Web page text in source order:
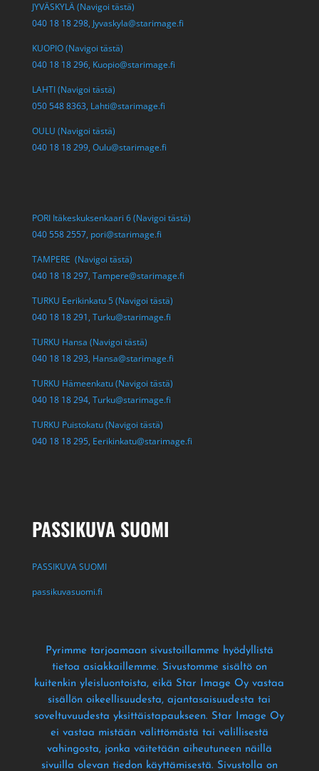
JYVÄSKYLÄ (Navigoi tästä)
040 18 18 298, Jyvaskyla@starimage.fi
KUOPIO (Navigoi tästä)
040 18 18 296, Kuopio@starimage.fi
LAHTI (Navigoi tästä)
050 548 8363, Lahti@starimage.fi
OULU (Navigoi tästä)
040 18 18 299, Oulu@starimage.fi
PORI Itäkeskuksenkaari 6 (Navigoi tästä)
040 558 2557, pori@starimage.fi
TAMPERE (Navigoi tästä)
040 18 18 297, Tampere@starimage.fi
TURKU Eerikinkatu 5 (Navigoi tästä)
040 18 18 291, Turku@starimage.fi
TURKU Hansa (Navigoi tästä)
040 18 18 293, Hansa@starimage.fi
TURKU Hämeenkatu (Navigoi tästä)
040 18 18 294, Turku@starimage.fi
TURKU Puistokatu (Navigoi tästä)
040 18 18 295, Eerikinkatu@starimage.fi
PASSIKUVA SUOMI
PASSIKUVA SUOMI
passikuvasuomi.fi
Pyrimme tarjoamaan sivustoillamme hyödyllistä
tietoa asiakkaillemme. Sivustomme sisältö on
kuitenkin yleisluontoista, eikä Star Image Oy vastaa
sisällön oikeellisuudesta, ajantasaisuudesta tai
soveltuvuudesta yksittäistapaukseen. Star Image Oy
ei vastaa mistään välittömästä tai välillisestä
vahingosta, jonka väitetään aiheutuneen näillä
sivuilla olevan tiedon käyttämisestä. Sivustolla on